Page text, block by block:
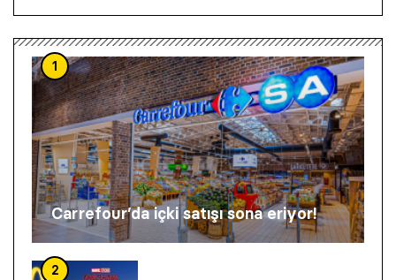
1
Carrefour’da içki satışı sona eriyor!
2